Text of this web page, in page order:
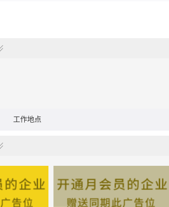
工作地点